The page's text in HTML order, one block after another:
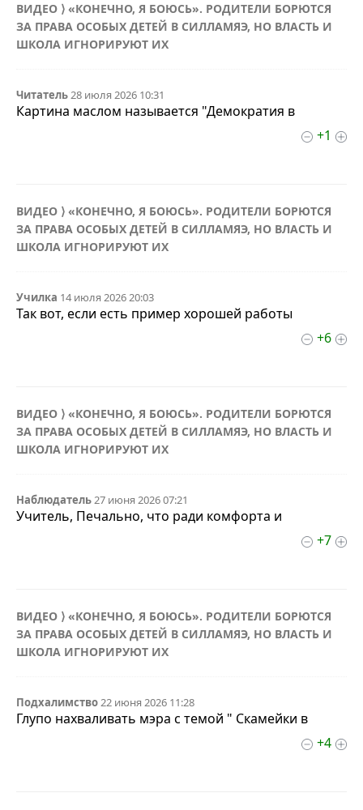
ВИДЕО ⟩ «КОНЕЧНО, Я БОЮСЬ». РОДИТЕЛИ БОРЮТСЯ
ЗА ПРАВА ОСОБЫХ ДЕТЕЙ В СИЛЛАМЯЭ, НО ВЛАСТЬ И
ШКОЛА ИГНОРИРУЮТ ИХ
Читатель28 июля 2026 10:31
Картина маслом называется "Демократия в
+1
ВИДЕО ⟩ «КОНЕЧНО, Я БОЮСЬ». РОДИТЕЛИ БОРЮТСЯ
ЗА ПРАВА ОСОБЫХ ДЕТЕЙ В СИЛЛАМЯЭ, НО ВЛАСТЬ И
ШКОЛА ИГНОРИРУЮТ ИХ
Училка 14 июля 2026 20:03
Так вот, если есть пример хорошей работы
+6
ВИДЕО ⟩ «КОНЕЧНО, Я БОЮСЬ». РОДИТЕЛИ БОРЮТСЯ
ЗА ПРАВА ОСОБЫХ ДЕТЕЙ В СИЛЛАМЯЭ, НО ВЛАСТЬ И
ШКОЛА ИГНОРИРУЮТ ИХ
Наблюдатель27 июня 2026 07:21
Учитель, Печально, что ради комфорта и
+7
ВИДЕО ⟩ «КОНЕЧНО, Я БОЮСЬ». РОДИТЕЛИ БОРЮТСЯ
ЗА ПРАВА ОСОБЫХ ДЕТЕЙ В СИЛЛАМЯЭ, НО ВЛАСТЬ И
ШКОЛА ИГНОРИРУЮТ ИХ
Подхалимство22 июня 2026 11:28
Глупо нахваливать мэра с темой " Скамейки в
+4